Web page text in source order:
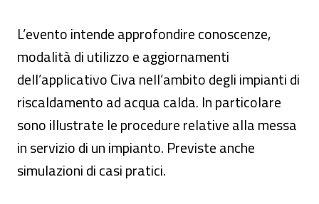
L’evento intende approfondire conoscenze,
modalità di utilizzo e aggiornamenti
dell’applicativo Civa nell’ambito degli impianti di
riscaldamento ad acqua calda. In particolare
sono illustrate le procedure relative alla messa
in servizio di un impianto. Previste anche
simulazioni di casi pratici.